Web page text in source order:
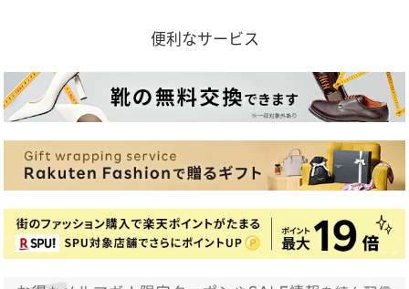
便利なサービス